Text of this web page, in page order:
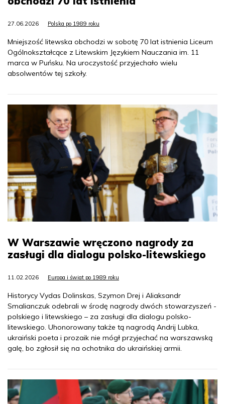
27.06.2026 Polska po 1989 roku
Mniejszość litewska obchodzi w sobotę 70 lat istnienia Liceum
Ogólnokształcące z Litewskim Językiem Nauczania im. 11
marca w Puńsku. Na uroczystość przyjechało wielu
absolwentów tej szkoły.
W Warszawie wręczono nagrody za
zasługi dla dialogu polsko-litewskiego
11.02.2026 Europa i świat po 1989 roku
Historycy Vydas Dolinskas, Szymon Drej i Aliaksandr
Smalianczuk odebrali w środę nagrody dwóch stowarzyszeń -
polskiego i litewskiego – za zasługi dla dialogu polsko-
litewskiego. Uhonorowany także tą nagrodą Andrij Lubka,
ukraiński poeta i prozaik nie mógł przyjechać na warszawską
galę, bo zgłosił się na ochotnika do ukraińskiej armii.